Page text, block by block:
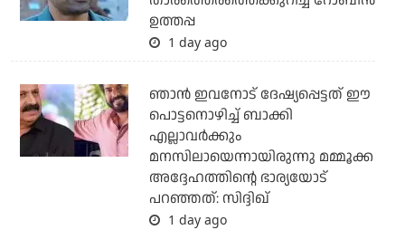
ഉത്തപ്പ
1 day ago
ഞാന്‍ ഇവനോട് ദേഷ്യപ്പെട്ടത് ഈ
പൊട്ടനൊഴിച്ച് ബാക്കി
എല്ലാവര്‍ക്കും
മനസിലായെന്നായിരുന്നു മമ്മൂക്ക
അദ്ദേഹത്തിന്റെ ഭാര്യയോട്
പറഞ്ഞത്: സിദ്ദിഖ്
1 day ago